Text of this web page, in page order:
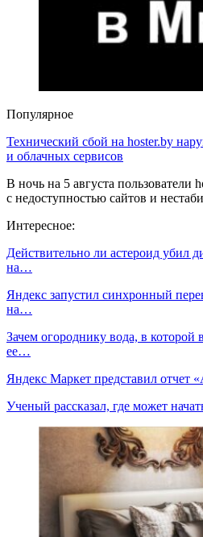
Популярное
Технический сбой на hoster.by
и облачных сервисов
В ночь на 5 августа пользователи
с недоступностью сайтов и
Интересное:
Действительно ли астероид убил
на…
Яндекс запустил синхронный
на…
Зачем огороднику вода, в которой
ее…
Яндекс Маркет представил отчет
Ученый рассказал, где может